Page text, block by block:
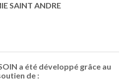
SAINT ANDRE
a été développé grâce au
de :